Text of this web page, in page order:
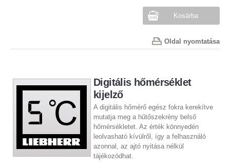
Kosárba
Oldal nyomtatása
Digitális hőmérséklet
kijelző
A digitális hőmérő egész fokra kerekítve
mutatja meg a hűtőszekrény belső
hőmérsékletet. Az érték könnyedén
leolvasható kívülről, így a felhasználó
azonnal, az ajtó nyitása nélkül
tájékozódhat.